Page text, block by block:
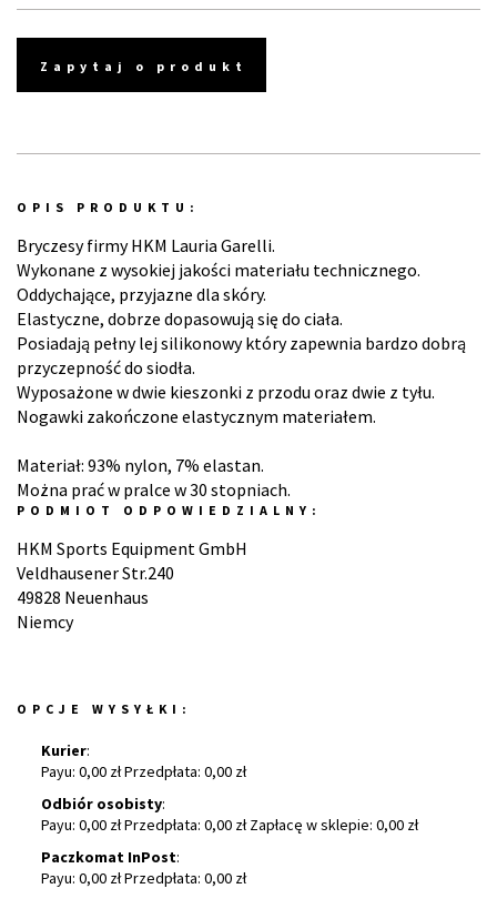
Zapytaj o produkt
OPIS PRODUKTU:
Bryczesy firmy HKM Lauria Garelli.
Wykonane z wysokiej jakości materiału technicznego.
Oddychające, przyjazne dla skóry.
Elastyczne, dobrze dopasowują się do ciała.
Posiadają pełny lej silikonowy który zapewnia bardzo dobrą
przyczepność do siodła.
Wyposażone w dwie kieszonki z przodu oraz dwie z tyłu.
Nogawki zakończone elastycznym materiałem.
Materiał: 93% nylon, 7% elastan.
Można prać w pralce w 30 stopniach.
PODMIOT ODPOWIEDZIALNY:
HKM Sports Equipment GmbH
Veldhausener Str.240
49828 Neuenhaus
Niemcy
OPCJE WYSYŁKI:
Kurier:
Payu: 0,00 zł Przedpłata: 0,00 zł
Odbiór osobisty:
Payu: 0,00 zł Przedpłata: 0,00 zł Zapłacę w sklepie: 0,00 zł
Paczkomat InPost:
Payu: 0,00 zł Przedpłata: 0,00 zł